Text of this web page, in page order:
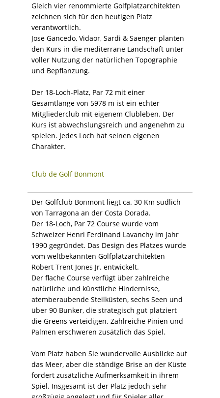
Gleich vier renommierte Golfplatzarchitekten
zeichnen sich für den heutigen Platz
verantwortlich.
Jose Gancedo, Vidaor, Sardi & Saenger planten
den Kurs in die mediterrane Landschaft unter
voller Nutzung der natürlichen Topographie
und Bepflanzung.
Der 18-Loch-Platz, Par 72 mit einer
Gesamtlänge von 5978 m ist ein echter
Mitgliederclub mit eigenem Clubleben. Der
Kurs ist abwechslungsreich und angenehm zu
spielen. Jedes Loch hat seinen eigenen
Charakter.
Club de Golf Bonmont
Der Golfclub Bonmont liegt ca. 30 Km südlich
von Tarragona an der Costa Dorada.
Der 18-Loch, Par 72 Course wurde vom
Schweizer Henri Ferdinand Lavanchy im Jahr
1990 gegründet. Das Design des Platzes wurde
vom weltbekannten Golfplatzarchitekten
Robert Trent Jones Jr. entwickelt.
Der flache Course verfügt über zahlreiche
natürliche und künstliche Hindernisse,
atemberaubende Steilküsten, sechs Seen und
über 90 Bunker, die strategisch gut platziert
die Greens verteidigen. Zahlreiche Pinien und
Palmen erschweren zusätzlich das Spiel.
Vom Platz haben Sie wundervolle Ausblicke auf
das Meer, aber die ständige Brise an der Küste
fordert zusätzliche Aufmerksamkeit in ihrem
Spiel. Insgesamt ist der Platz jedoch sehr